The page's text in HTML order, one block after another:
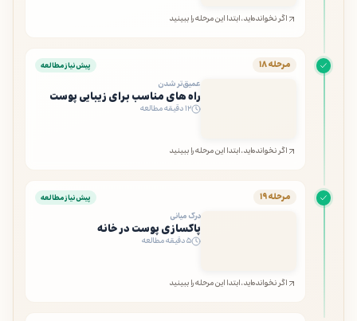
اگر نخوانده‌اید، ابتدا این مرحله را ببینید
مرحله ۱۸ پیش‌نیاز مطالعه
عمیق‌تر شدن
راه های مناسب برای زیبایی پوست
۱۲ دقیقه مطالعه
اگر نخوانده‌اید، ابتدا این مرحله را ببینید
مرحله ۱۹ پیش‌نیاز مطالعه
درک میانی
پاکسازی پوست در خانه
۵ دقیقه مطالعه
اگر نخوانده‌اید، ابتدا این مرحله را ببینید